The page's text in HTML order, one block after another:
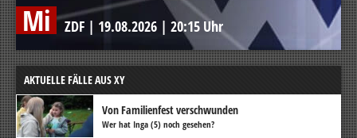
Mi ZDF | 19.08.2026 | 20:15 Uhr
AKTUELLE FÄLLE AUS XY
Von Familienfest verschwunden
Wer hat Inga (5) noch gesehen?